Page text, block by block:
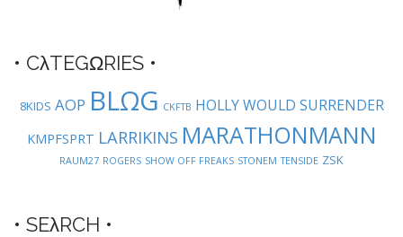
• CλTEGΩRIES •
8KIDS AOP BLΩG CKFTB HOLLY WOULD SURRENDER
KMPFSPRT LARRIKINS MARATHONMANN
RAUM27 ROGERS SHOW OFF FREAKS STONEM TENSIDE ZSK
• SEλRCH •